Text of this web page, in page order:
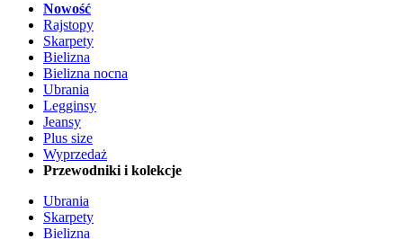
Nowość
Rajstopy
Skarpety
Bielizna
Bielizna nocna
Ubrania
Legginsy
Jeansy
Plus size
Wyprzedaż
Przewodniki i kolekcje
Ubrania
Skarpety
Bielizna